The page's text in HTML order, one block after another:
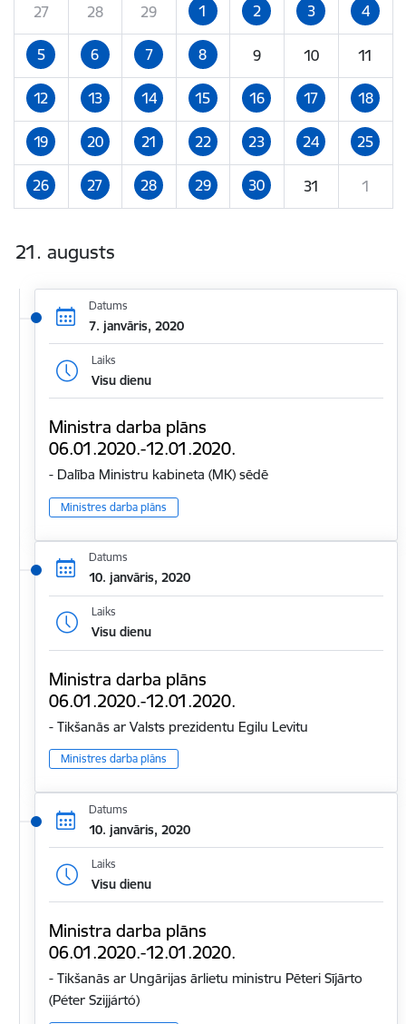
27
28 29 1 2 3 4
5 6 7 8 9 10 11
12 13 14 15 16 17 18
19 20 21 22 23 24 25
26 27 28 29 30 31 1
21. augusts
Datums
7. janvāris, 2020
Laiks
Visu dienu
Ministra darba plāns
06.01.2020.-12.01.2020.
- Dalība Ministru kabineta (MK) sēdē
Ministres darba plāns
Datums
10. janvāris, 2020
Laiks
Visu dienu
Ministra darba plāns
06.01.2020.-12.01.2020.
- Tikšanās ar Valsts prezidentu Egilu Levitu
Ministres darba plāns
Datums
10. janvāris, 2020
Laiks
Visu dienu
Ministra darba plāns
06.01.2020.-12.01.2020.
- Tikšanās ar Ungārijas ārlietu ministru Pēteri Sījārto
(Péter Szijjártó)